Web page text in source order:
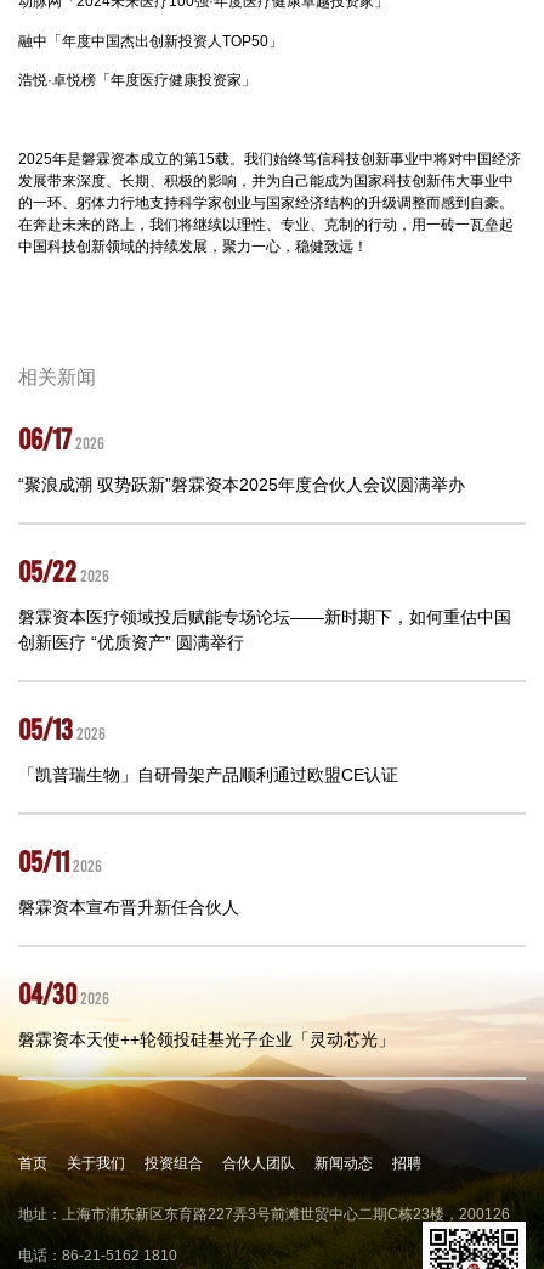
融中「年度中国杰出创新投资人TOP50」
浩悦·卓悦榜「年度医疗健康投资家」
2025年是磐霖资本成立的第15载。我们始终笃信科技创新事业中将对中国经济
发展带来深度、长期、积极的影响，并为自己能成为国家科技创新伟大事业中
的一环、躬体力行地支持科学家创业与国家经济结构的升级调整而感到自豪。
在奔赴未来的路上，我们将继续以理性、专业、克制的行动，用一砖一瓦垒起
中国科技创新领域的持续发展，聚力一心，稳健致远！
相关新闻
06/172026
“聚浪成潮 驭势跃新”磐霖资本2025年度合伙人会议圆满举办
05/222026
磐霖资本医疗领域投后赋能专场论坛——新时期下，如何重估中国
创新医疗 “优质资产” 圆满举行
05/132026
「凯普瑞生物」自研骨架产品顺利通过欧盟CE认证
05/112026
磐霖资本宣布晋升新任合伙人
04/302026
磐霖资本天使++轮领投硅基光子企业「灵动芯光」
首页 关于我们 投资组合 合伙人团队 新闻动态 招聘
地址：上海市浦东新区东育路227弄3号前滩世贸中心二期C栋23楼，200126
电话：86-21-5162 1810